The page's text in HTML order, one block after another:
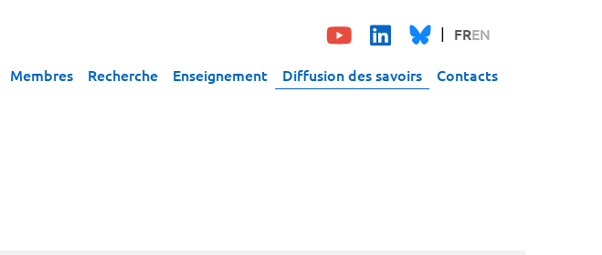
FREN
Membres Recherche Enseignement Diffusion des savoirs Contacts